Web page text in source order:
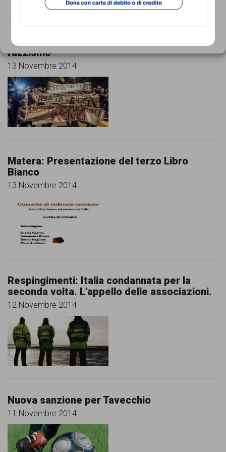
Tor Sapienza: se il rancore si trasforma in
razzismo
13 Novembre 2014
Matera: Presentazione del terzo Libro
Bianco
13 Novembre 2014
Respingimenti: Italia condannata per la
seconda volta. L’appello delle associazioni.
12 Novembre 2014
Nuova sanzione per Tavecchio
11 Novembre 2014